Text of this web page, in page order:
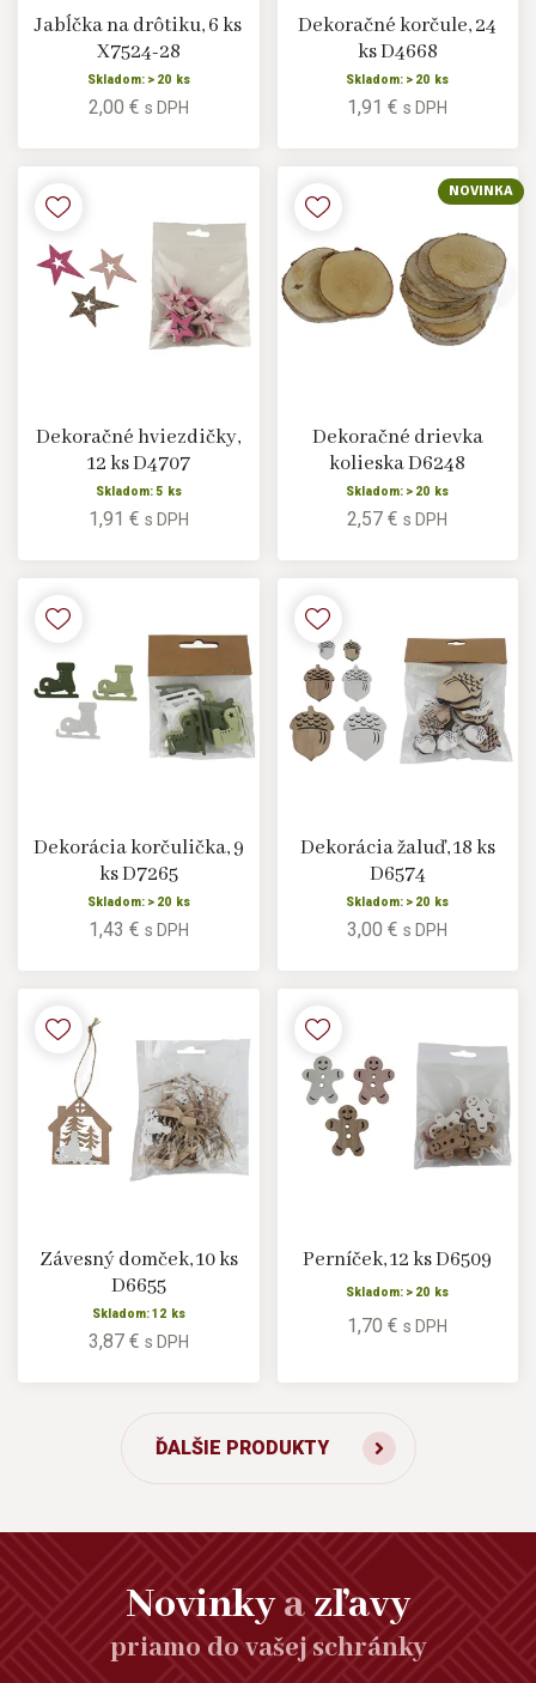
Jabĺčka na drôtiku, 6 ks
X7524-28
Skladom: > 20 ks
2,00 € s DPH
Dekoračné korčule, 24
ks D4668
Skladom: > 20 ks
1,91 €s DPH
Dekoračné hviezdičky,
12 ks D4707
Skladom: 5 ks
1,91 € s DPH
NOVINKA
Dekoračné drievka
kolieska D6248
Skladom: > 20 ks
2,57 €s DPH
Dekorácia korčulička, 9
ks D7265
Skladom: > 20 ks
1,43 € s DPH
Dekorácia žaluď, 18 ks
D6574
Skladom: > 20 ks
3,00 €s DPH
Závesný domček, 10 ks
D6655
Skladom: 12 ks
3,87 € s DPH
Perníček, 12 ks D6509
Skladom: > 20 ks
1,70 €s DPH
ĎALŠIE PRODUKTY
Novinkyazľavy
priamo do vašej schránky